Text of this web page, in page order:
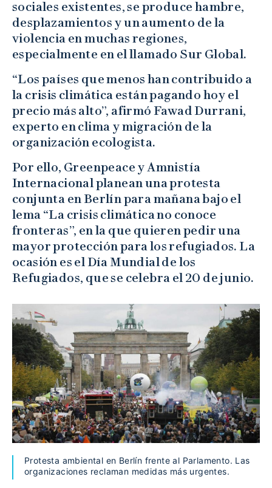
sociales existentes, se produce hambre,
desplazamientos y un aumento de la
violencia en muchas regiones,
especialmente en el llamado Sur Global.
“Los países que menos han contribuido a
la crisis climática están pagando hoy el
precio más alto”, afirmó Fawad Durrani,
experto en clima y migración de la
organización ecologista.
Por ello, Greenpeace y Amnistía
Internacional planean una protesta
conjunta en Berlín para mañana bajo el
lema “La crisis climática no conoce
fronteras”, en la que quieren pedir una
mayor protección para los refugiados. La
ocasión es el Día Mundial de los
Refugiados, que se celebra el 20 de junio.
Protesta ambiental en Berlín frente al Parlamento. Las
organizaciones reclaman medidas más urgentes.